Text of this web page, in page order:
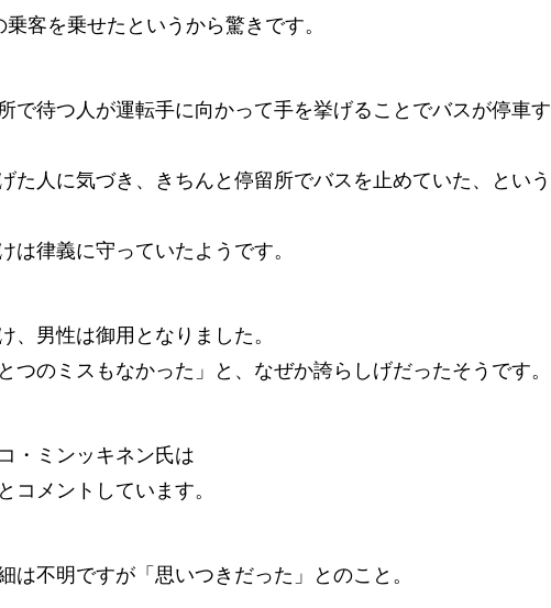
客を乗せたというから驚きです。
で待つ人が運転手に向かって手を挙げることでバスが停車す
た人に気づき、きちんと停留所でバスを止めていた、という
は律義に守っていたようです。
、男性は御用となりました。
つのミスもなかった」と、なぜか誇らしげだったそうです。
・ミンッキネン氏は
コメントしています。
は不明ですが「思いつきだった」とのこと。